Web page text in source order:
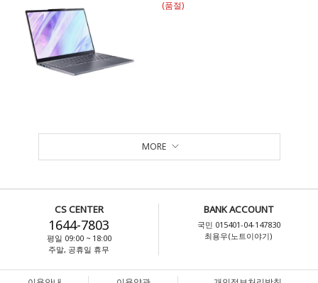
(품절)
MORE
CS CENTER
1644-7803
평일 09:00 ~ 18:00
주말, 공휴일 휴무
BANK ACCOUNT
국민 015401-04-147830
최용우(노트이야기)